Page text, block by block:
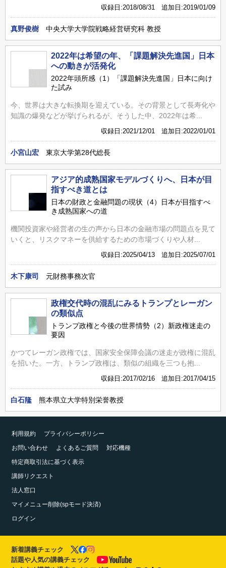
収録日:2018/08/31 追加日:2019/01/09
真野俊樹 中央大学大学院戦略経営研究科 教授
2022年は希望の年、「課題解決先進国」日本
への動きが活発化
2022年頭所感（1）「課題解決先進国」日本に向け
た試み
今、世界は大きな転換期を迎えている。その背景として長寿化や
知識の爆発などが挙げられるが、そうした中、2022年は希...
収録日:2021/12/01 追加日:2022/01/01
小宮山宏 東京大学第28代総長
アジア的成熟国家モデルづくりへ、日本が目
指すべき道とは
日本の財政と金融問題の現状（4）日本が目指すべ
き成熟国家への道
機関投資家や経営者の生の声から日本の金融市場の問題点を見て
いくと、リスクマネーを供給するための市場づくりや人材...
収録日:2025/04/13 追加日:2025/07/01
木下康司 元財務事務次官
政権交代時の混乱にみるトランプとレーガン
の類似点
トランプ政権と今後の世界情勢（2）新政権迷走の
要因
かつてレーガン政権では、国家安全保障会議の迷走が政権に混乱
を招いた。一方、トランプ政権は、類似の組織を三つも抱...
収録日:2017/02/16 追加日:2017/04/15
白石隆 熊本県立大学特別栄誉教授
利用規約
プライバシーポリシー
お問い合わせ
よくあるご質問
対応機種
特定商取引法に基づく表示
講師リクエスト
法人窓口
マイメニュー削除(spモード決済)
ログイン
新着講義チェック
話題や人気の講義チェック